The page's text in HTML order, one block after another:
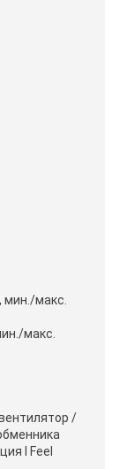
мин./макс.
макс.
/
I Feel